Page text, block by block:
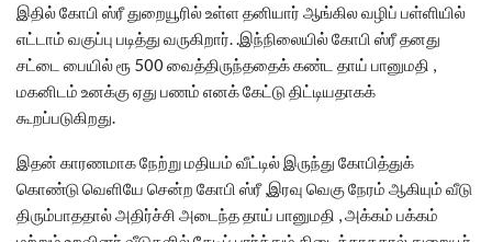
இதில் கோபி ஸ்ரீ துறையூரில் உள்ள தனியார் ஆங்கில வழிப் பள்ளியில்
எட்டாம் வகுப்பு படித்து வருகிறார். .இந்நிலையில் கோபி ஸ்ரீ தனது
சட்டை பையில் ரூ 500 வைத்திருந்ததைக் கண்ட தாய் பானுமதி ,
மகனிடம் உனக்கு ஏது பணம் எனக் கேட்டு திட்டியதாகக்
கூறப்படுகிறது.
இதன் காரணமாக நேற்று மதியம் வீட்டில் இருந்து கோபித்துக்
கொண்டு வெளியே சென்ற கோபி ஸ்ரீ ,இரவு வெகு நேரம் ஆகியும் வீடு
திரும்பாததால் அதிர்ச்சி அடைந்த தாய் பானுமதி , அக்கம் பக்கம்